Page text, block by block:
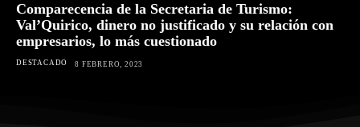
Comparecencia de la Secretaria de Turismo:
Val’Quirico, dinero no justificado y su relación con
empresarios, lo más cuestionado
DESTACADO 8 FEBRERO, 2023